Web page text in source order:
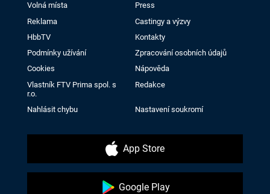
Volná místa
Press
Reklama
Castingy a výzvy
HbbTV
Kontakty
Podmínky užívání
Zpracování osobních údajů
Cookies
Nápověda
Vlastník FTV Prima spol. s
r.o.
Redakce
Nahlásit chybu Nastavení soukromí
App Store
Google Play